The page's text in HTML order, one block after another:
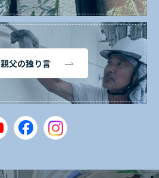
親父の独り言